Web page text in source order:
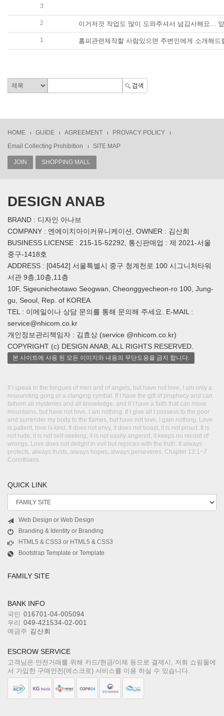
3
2 이거저것 작업도 많이 도와주셔서 넘감사해요...
1 홈피관련제작할 사람있으면 주변인에게 소개해
HOME GUIDE AGREEMENT
PROVACY POLICY
Email Collecting Prohibition
SITE MAP
JOIN SHOPPING MALL
DESIGN ANAB
BRAND : 디자인 아나브
COMPANY : 엔에이치아이커뮤니케이션, OWNER : 김산희
BUSINESS LICENSE : 215-15-52292, 통신판매업 : 제 2021-서울
중구-1418호
ADDRESS : [04542] 서울특별시 중구 청계천로 100 시그니처타워
서관 9층,10층,11층
10F, Sigeunicheotawo Seogwan, Cheonggyecheon-ro 100, Jung-
gu, Seoul, Rep. of KOREA
TEL : 이메일이나 상담 문의를 통해 문의해 주세요. E-MAIL :
service@nhicom.co.kr
개인정보관리책임자 : 김효상 (service @nhicom.co.kr)
COPYRIGHT (c) DESIGN ANAB, ALL RIGHTS RESERVED.
본 사이트에 사용 된 모든 이미지와 내용의 무단도용을 금지 합니다.
If I speak in the tongues of men and of angels, but have not love, I am only a
resounding gong or a clanging cymbal. If I have the gift of prophecy and can
fathom all mysteries and all knowledge, and if I have a faith that can move
mountains, but have not love, I am nothing. If I give all I possess to the poor
and surrender my body to the flames, but have not love, I gain nothing. Love
is patient, love is kind. It does not envy, it does not boast, it is not proud. It is
not rude, it is not self-seeking, it is not easily angered, it keeps no record of
wrongs. Love does not delight in evil but rejoices with the truth. It always
protects, always trusts, always hopes, always perseveres. Chapter 13:1~7
Corinthians
QUICK LINK
Web Design or Web Design
Branding & Identity or Branding
HTML5 & CSS3 or HTML5 & CSS3
Bootstrap Template or Template
FAMILY SITE
BANK INFO
국민 016701-04-005094
우리
049-421534-02-001
예금주 김산희
ESCROW SERVICE
고객님은 안전거래를 위해 카드/현금/이체 등으로 결제시, 저희 쇼핑몰에
서 가입한 구매안전(에스크로) 서비스를 이용 하실 수 있습니다.